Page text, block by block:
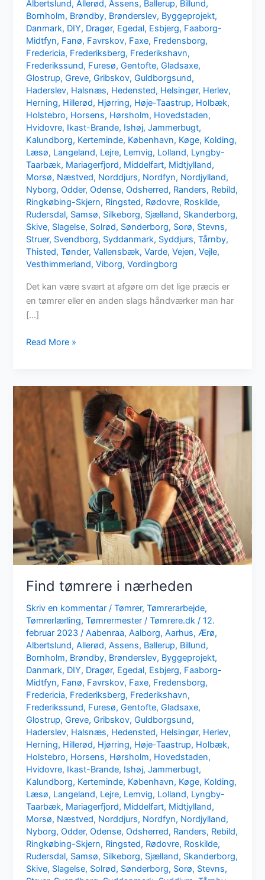
Albertslund,Allerød,Assens, Ballerup, Billund,
Bornholm, Brøndby, Brønderslev, Byggeprojekt,
Danmark, DIY, Dragør, Egedal, Esbjerg, Faaborg-
Midtfyn, Fanø, Favrskov, Faxe, Fredensborg,
Fredericia, Frederiksberg, Frederikshavn,
Frederikssund, Furesø,Gentofte,Gladsaxe,
Glostrup,Greve,Gribskov,Guldborgsund,
Haderslev, Halsnæs, Hedensted, Helsingør, Herlev,
Herning, Hillerød, Hjørring, Høje-Taastrup, Holbæk,
Holstebro, Horsens, Hørsholm, Hovedstaden,
Hvidovre, Ikast-Brande, Ishøj,Jammerbugt,
Kalundborg, Kerteminde, København, Køge, Kolding,
Læsø, Langeland, Lejre, Lemvig, Lolland, Lyngby-
Taarbæk, Mariagerfjord, Middelfart, Midtjylland,
Morsø, Næstved, Norddjurs, Nordfyn, Nordjylland,
Nyborg,Odder,Odense,Odsherred, Randers, Rebild,
Ringkøbing-Skjern, Ringsted, Rødovre, Roskilde,
Rudersdal, Samsø, Silkeborg, Sjælland, Skanderborg,
Skive, Slagelse, Solrød, Sønderborg, Sorø, Stevns,
Struer, Svendborg, Syddanmark, Syddjurs,Tårnby,
Thisted,Tønder,Vallensbæk,Varde,Vejen,Vejle,
Vesthimmerland,Viborg,Vordingborg
Det kan være svært at afgøre om det lige præcis er
en tømrer eller en anden slags håndværker man har
[…]
Mangler
tømrer?
Read More »
Find tømrere i nærheden
Skriv en kommentar /Tømrer,Tømrerarbejde,
Tømrerlærling,Tømrermester /Tømrere.dk/12.
februar 2023/Aabenraa,Aalborg,Aarhus,Ærø,
Albertslund,Allerød,Assens, Ballerup, Billund,
Bornholm, Brøndby, Brønderslev, Byggeprojekt,
Danmark, DIY, Dragør, Egedal, Esbjerg, Faaborg-
Midtfyn, Fanø, Favrskov, Faxe, Fredensborg,
Fredericia, Frederiksberg, Frederikshavn,
Frederikssund, Furesø,Gentofte,Gladsaxe,
Glostrup,Greve,Gribskov,Guldborgsund,
Haderslev, Halsnæs, Hedensted, Helsingør, Herlev,
Herning, Hillerød, Hjørring, Høje-Taastrup, Holbæk,
Holstebro, Horsens, Hørsholm, Hovedstaden,
Hvidovre, Ikast-Brande, Ishøj,Jammerbugt,
Kalundborg, Kerteminde, København, Køge, Kolding,
Læsø, Langeland, Lejre, Lemvig, Lolland, Lyngby-
Taarbæk, Mariagerfjord, Middelfart, Midtjylland,
Morsø, Næstved, Norddjurs, Nordfyn, Nordjylland,
Nyborg,Odder,Odense,Odsherred, Randers, Rebild,
Ringkøbing-Skjern, Ringsted, Rødovre, Roskilde,
Rudersdal, Samsø, Silkeborg, Sjælland, Skanderborg,
Skive, Slagelse, Solrød, Sønderborg, Sorø, Stevns,